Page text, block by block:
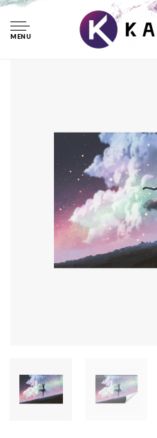
MENU
Fotobehang - Prima
maten, inclusief behanglijm